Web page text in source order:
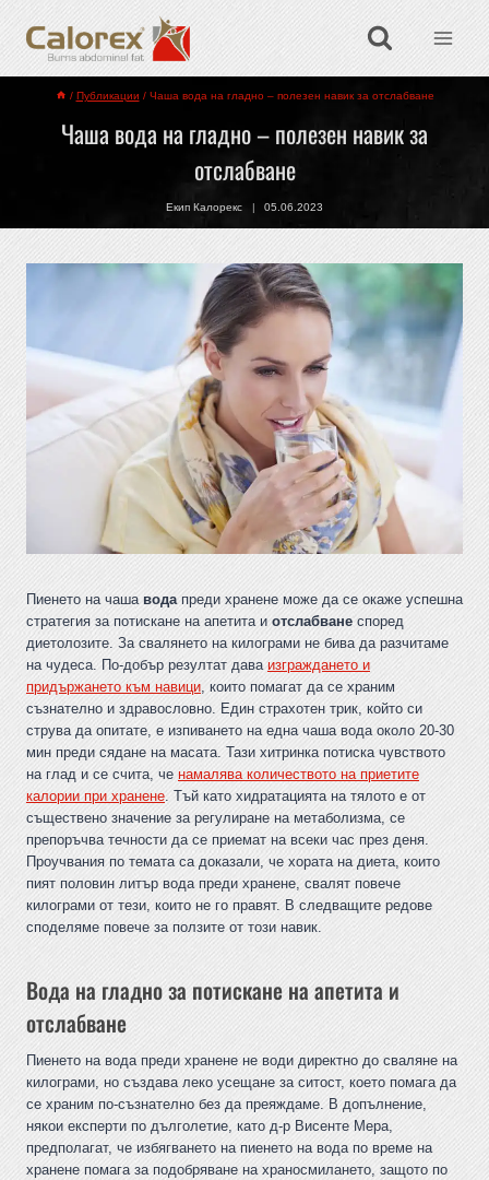
/ Публикации / Чаша вода на гладно – полезен навик за отслабване
Чаша вода на гладно – полезен навик за
отслабване
Екип Калорекс 05.06.2023
Пиенето на чаша водапреди хранене може да се окаже успешна
стратегия за потискане на апетита и отслабванеспоред
диетолозите. За свалянето на килограми не бива да разчитаме
на чудеса. По-добър резултат дава изграждането и
придържането към навици, които помагат да се храним
съзнателно и здравословно. Един страхотен трик, който си
струва да опитате, е изпиването на една чаша вода около 20-30
мин преди сядане на масата. Тази хитринка потиска чувството
на глад и се счита, че намалява количеството на приетите
калории при хранене. Тъй като хидратацията на тялото е от
съществено значение за регулиране на метаболизма, се
препоръчва течности да се приемат на всеки час през деня.
Проучвания по темата са доказали, че хората на диета, които
пият половин литър вода преди хранене, свалят повече
килограми от тези, които не го правят. В следващите редове
споделяме повече за ползите от този навик.
Вода на гладно за потискане на апетита и
отслабване
Пиенето на вода преди хранене не води директно до сваляне на
килограми, но създава леко усещане за ситост, което помага да
се храним по-съзнателно без да преяждаме. В допълнение,
някои експерти по дълголетие, като д-р Висенте Мера,
предполагат, че избягването на пиенето на вода по време на
хранене помага за подобряване на храносмилането, защото по